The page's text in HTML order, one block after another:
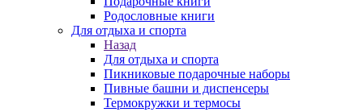
Родословные книги
Для отдыха и спорта
Назад
Для отдыха и спорта
Пикниковые подарочные наборы
Пивные башни и диспенсеры
Термокружки и термосы